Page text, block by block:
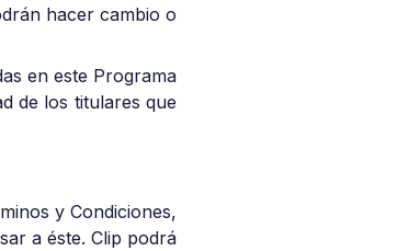
hacer cambio o
en este Programa
de los titulares que
y Condiciones,
a éste. Clip podrá